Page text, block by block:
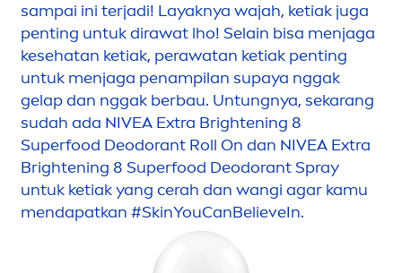
sampai ini terjadi! Layaknya wajah, ketiak juga
penting untuk dirawat lho! Selain bisa menjaga
kesehatan ketiak, perawatan ketiak penting
untuk menjaga penampilan supaya nggak
gelap dan nggak berbau. Untungnya, sekarang
sudah ada NIVEA Extra Brightening 8
Superfood Deodorant Roll On dan NIVEA Extra
Brightening 8 Superfood Deodorant Spray
untuk ketiak yang cerah dan wangi agar kamu
mendapatkan #SkinYouCanBelieveIn.